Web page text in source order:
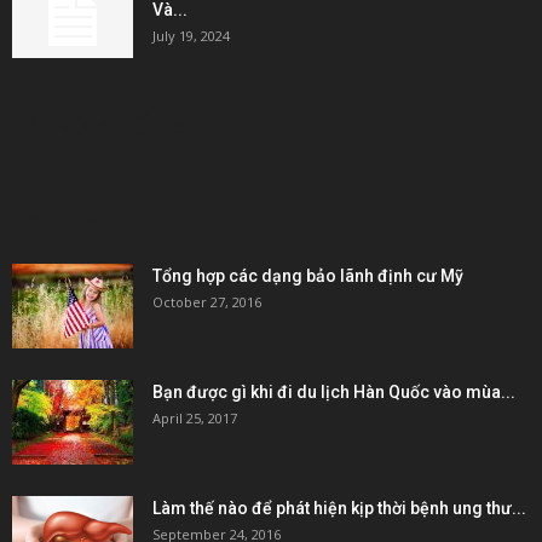
Và...
July 19, 2024
Tổng hợp các dạng bảo lãnh định cư Mỹ
October 27, 2016
Bạn được gì khi đi du lịch Hàn Quốc vào mùa...
April 25, 2017
Làm thế nào để phát hiện kịp thời bệnh ung thư...
September 24, 2016